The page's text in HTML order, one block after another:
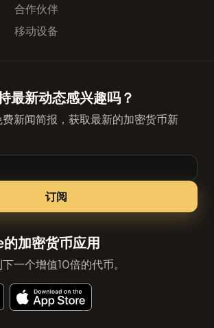
合作伙伴
移动设备
最新动态感兴趣吗？
新闻简报，获取最新的加密货币新
订阅
加密货币应用
一个增值10倍的代币。